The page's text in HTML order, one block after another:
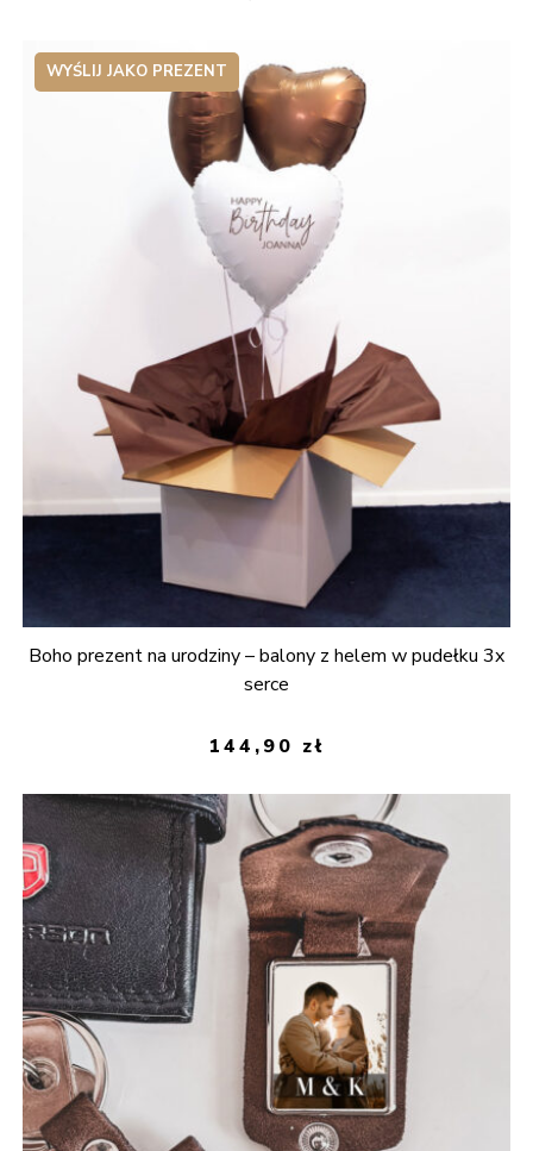
WYŚLIJ JAKO PREZENT
Boho prezent na urodziny – balony z helem w pudełku 3x
serce
144,90 zł